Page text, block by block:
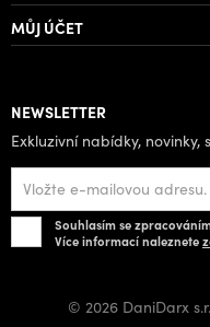
MŮJ ÚČET
NEWSLETTER
Exkluzivní nabídky, novinky,
Souhlasím se
Více informací naleznete
© 2026 DaniDarx